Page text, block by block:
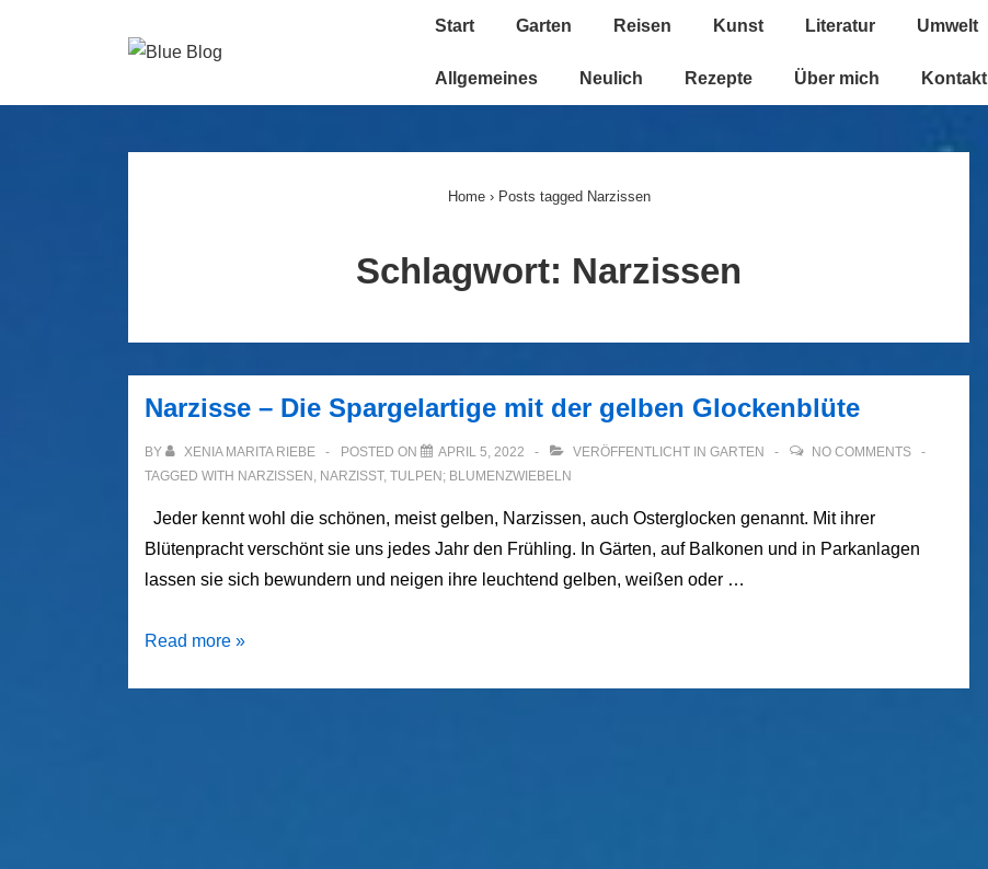
Main
Start Garten Reisen Kunst Literatur Umwelt
Allgemeines Neulich Rezepte Über mich Kontakt
Home › Posts tagged Narzissen
Schlagwort: Narzissen
Narzisse – Die Spargelartige mit der gelben Glockenblüte
BY XENIA MARITA RIEBE POSTED ON APRIL 5, 2022 VERÖFFENTLICHT IN GARTEN
NO COMMENTS
TAGGED WITH NARZISSEN , NARZISST, TULPEN; BLUMENZWIEBELN
Jeder kennt wohl die schönen, meist gelben, Narzissen, auch Osterglocken genannt. Mit ihrer
Blütenpracht verschönt sie uns jedes Jahr den Frühling. In Gärten, auf Balkonen und in Parkanlagen
lassen sie sich bewundern und neigen ihre leuchtend gelben, weißen oder …
Narzisse
Read more »